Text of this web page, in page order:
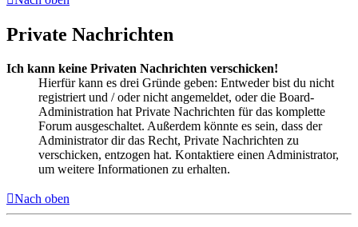
Private Nachrichten
Ich kann keine Privaten Nachrichten verschicken!
Hierfür kann es drei Gründe geben: Entweder bist du nicht
registriert und / oder nicht angemeldet, oder die Board-
Administration hat Private Nachrichten für das komplette
Forum ausgeschaltet. Außerdem könnte es sein, dass der
Administrator dir das Recht, Private Nachrichten zu
verschicken, entzogen hat. Kontaktiere einen Administrator,
um weitere Informationen zu erhalten.
Nach oben